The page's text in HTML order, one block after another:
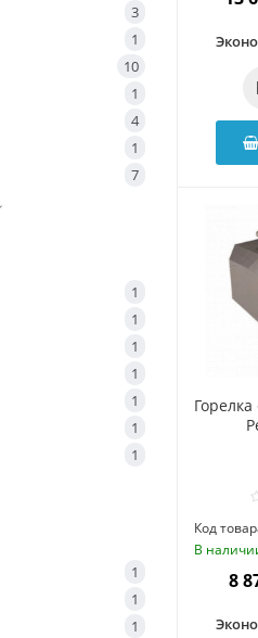
3
1
10
1
4
1
7
1
1
1
1
1
1
1
1
1
1
Код
В
8